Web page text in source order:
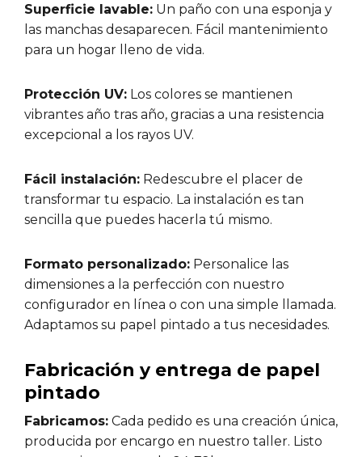
Superficie lavable: Un paño con una esponja y
las manchas desaparecen. Fácil mantenimiento
para un hogar lleno de vida.
Protección UV: Los colores se mantienen
vibrantes año tras año, gracias a una resistencia
excepcional a los rayos UV.
Fácil instalación: Redescubre el placer de
transformar tu espacio. La instalación es tan
sencilla que puedes hacerla tú mismo.
Formato personalizado: Personalice las
dimensiones a la perfección con nuestro
configurador en línea o con una simple llamada.
Adaptamos su papel pintado a tus necesidades.
Fabricación y entrega de papel
pintado
Fabricamos: Cada pedido es una creación única,
producida por encargo en nuestro taller. Listo